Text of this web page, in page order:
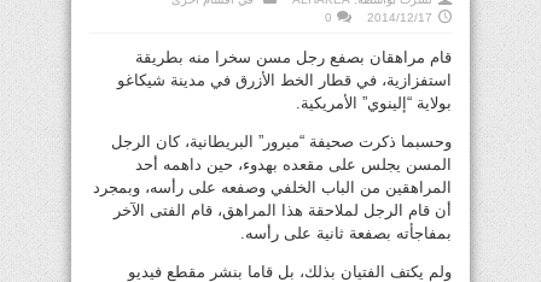
2014/12/17
0
قام مراهقان بصفع رجل مسن سخرا منه بطريقة
استفزازية، في قطار الخط الأزرق في مدينة شيكاغو
بولاية “إلينوي” الأمريكية.
وحسبما ذكرت صحيفة “ميرور” البريطانية، كان الرجل
المسن يجلس على مقعده بهدوء، حين داهمه أحد
المراهقين من الباب الخلفي وصفعه على رأسه، وبمجرد
أن قام الرجل لملاحقة هذا المراهق، قام الفتى الآخر
بمفاجأته بصفعة ثانية على رأسه.
ولم يكتف الفتيان بذلك، بل قاما بنشر مقطع فيديو